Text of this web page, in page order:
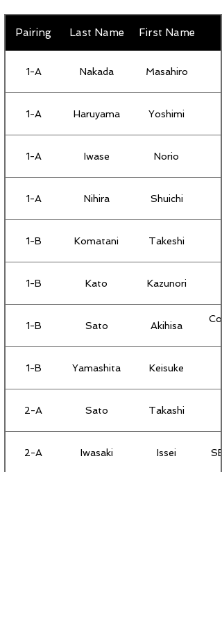
Pairing Last Name First Name
1-A Nakada Masahiro
1-A Haruyama Yoshimi
1-A Iwase Norio
1-A Nihira Shuichi
1-B Komatani Takeshi
1-B Kato Kazunori
1-B Sato Akihisa
1-B Yamashita Keisuke
2-A Sato Takashi
2-A Iwasaki Issei